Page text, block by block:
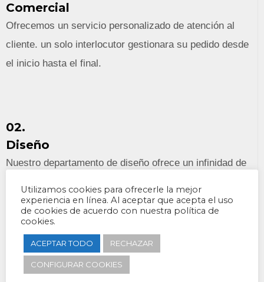
Comercial
Ofrecemos un servicio personalizado de atención al
cliente. un solo interlocutor gestionara su pedido desde
el inicio hasta el final.
02.
Diseño
Nuestro departamento de diseño ofrece un infinidad de
nuestros clientes.
03.
Utilizamos cookies para ofrecerle la mejor
experiencia en línea. Al aceptar que acepta el uso
de cookies de acuerdo con nuestra política de
cookies.
ACEPTAR TODO RECHAZAR
CONFIGURAR COOKIES